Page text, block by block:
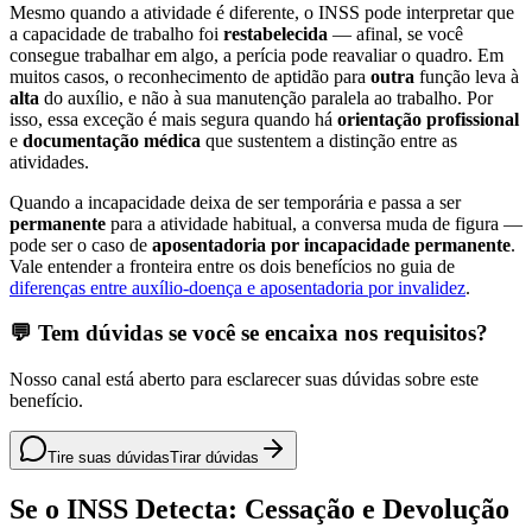
Mesmo quando a atividade é diferente, o INSS pode interpretar que
a capacidade de trabalho foi restabelecida — afinal, se você
consegue trabalhar em algo, a perícia pode reavaliar o quadro. Em
muitos casos, o reconhecimento de aptidão para outra função leva à
alta do auxílio, e não à sua manutenção paralela ao trabalho. Por
isso, essa exceção é mais segura quando há orientação profissional
e documentação médica que sustentem a distinção entre as
atividades.
Quando a incapacidade deixa de ser temporária e passa a ser
permanente para a atividade habitual, a conversa muda de figura —
pode ser o caso de aposentadoria por incapacidade permanente.
Vale entender a fronteira entre os dois benefícios no guia de
diferenças entre auxílio-doença e aposentadoria por invalidez.
💬 Tem dúvidas se você se encaixa nos requisitos?
Nosso canal está aberto para esclarecer suas dúvidas sobre este
benefício.
Tire suas dúvidasTirar dúvidas
Se o INSS Detecta: Cessação e Devolução